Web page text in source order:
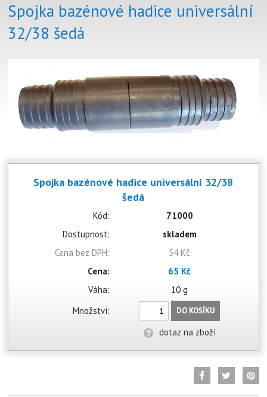
Spojka bazénové hadice universální
32/38 šedá
Spojka bazénové hadice universální 32/38
šedá
Kód:
71000
Dostupnost:
skladem
Cena bez DPH:
54 Kč
Cena:
65 Kč
Váha:
10 g
Množství:
DO KOŠÍKU
dotaz na zboží